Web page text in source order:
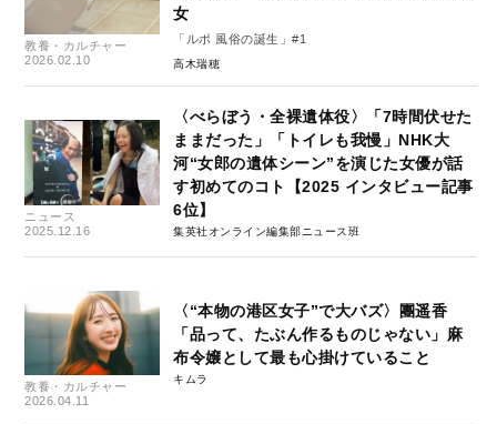
教養・カルチャー
2026.02.10
女
「ルポ 風俗の誕生」#1
高木瑞穂
ニュース
2025.12.16
〈べらぼう・全裸遺体役〉「7時間伏せた
ままだった」「トイレも我慢」NHK大
河“女郎の遺体シーン”を演じた女優が話
す初めてのコト【2025 インタビュー記事
6位】
集英社オンライン編集部ニュース班
教養・カルチャー
2026.04.11
〈“本物の港区女子”で大バズ〉團遥香
「品って、たぶん作るものじゃない」麻
布令嬢として最も心掛けていること
キムラ